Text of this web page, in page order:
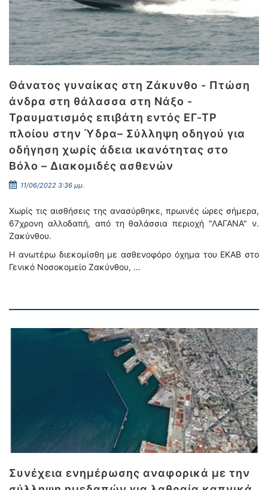
Θάνατος γυναίκας στη Ζάκυνθο - Πτώση
άνδρα στη θάλασσα στη Νάξο -
Τραυματισμός επιβάτη εντός ΕΓ-ΤΡ
πλοίου στην Ύδρα– Σύλληψη οδηγού για
οδήγηση χωρίς άδεια ικανότητας στο
Βόλο – Διακομιδές ασθενών
11/06/2022 3:36 μμ.
Χωρίς τις αισθήσεις της ανασύρθηκε, πρωινές ώρες σήμερα,
67χρονη αλλοδαπή, από τη θαλάσσια περιοχή "ΛΑΓΑΝΑ" ν.
Ζακύνθου.
Η ανωτέρω διεκομίσθη με ασθενοφόρο όχημα του ΕΚΑΒ στο
Γενικό Νοσοκομείο Ζακύνθου, …
Συνέχεια ενημέρωσης αναφορικά με την